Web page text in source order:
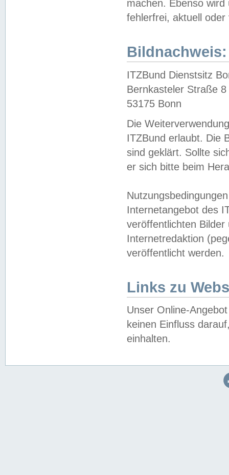
machen. Ebenso
fehlerfrei, aktuell oder
Bildnachweis:
ITZBund Dienstsitz
Bernkasteler Straße 8
53175 Bonn
Die
ITZBund erlaubt. Die
sind geklärt. Sollte
er sich bitte beim
Internetangebot des
veröffentlichten
Internetredaktion
veröffentlicht werden.
Links zu
Unser Online-
keinen Einfluss
einhalten.